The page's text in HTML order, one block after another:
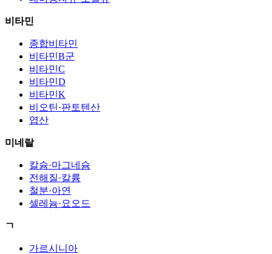
비타민
종합비타민
비타민B군
비타민C
비타민D
비타민K
비오틴·판토텐산
엽산
미네랄
칼슘·마그네슘
전해질·칼륨
철분·아연
셀레늄·요오드
ㄱ
가르시니아